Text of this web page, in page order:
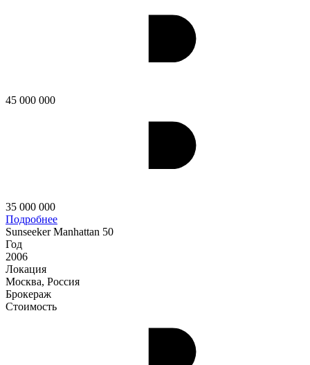
45 000 000
35 000 000
Подробнее
Sunseeker Manhattan 50
Год
2006
Локация
Москва, Россия
Брокераж
Стоимость